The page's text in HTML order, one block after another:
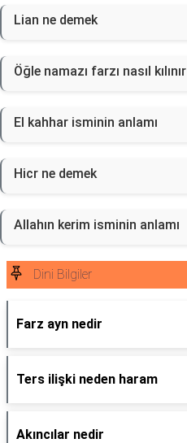
Lian ne demek
Öğle namazı farzı nasıl kılınır
El kahhar isminin anlamı
Hicr ne demek
Allahın kerim isminin anlamı
Dini Bilgiler
Farz ayn nedir
Ters ilişki neden haram
Akıncılar nedir